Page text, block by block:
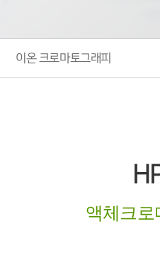
이온 크로마토그래피
액체크로